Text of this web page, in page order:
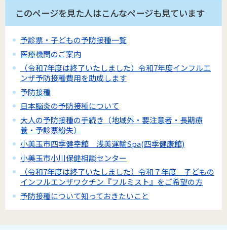
このページを見た人はこんなページも見ています
予診票・子どもの予防接種一覧
医療機関のご案内
（令和7年度は終了いたしました）令和7年度インフルエ
ンザ予防接種費用を助成します
予防接種
日本脳炎の予防接種について
大人の予防接種の手続き（地域外・要注意者・長期療
養・予診票紛失）
小美玉市四季健幸館 浅美運輸Spa(四季健康館)
小美玉市小川保健相談センター
（令和7年度は終了いたしました）令和７年度 子どもの
インフルエンザワクチン『フルミスト』をご希望の方
予防接種について知っておきたいこと